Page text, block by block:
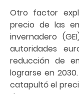
Otro factor
precio de las
invernadero
autoridades
reducción de
lograrse en
catapultó el